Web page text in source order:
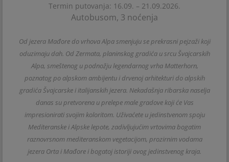
Termin putovanja: 16.09. – 21.09.2026.
Autobusom, 3 noćenja
Od jezera Mađore do vrhova Alpa smenjuju se prekrasni pejzaži koji
oduzimaju dah. Od Zermata, planinskog gradića u srcu Švajcarskih
Alpa, smeštenog u podnožju legendarnog vrha Matterhorn,
poznatog po alpskom ambijentu i drvenoj arhitekturi do alpskih
gradića Švajcarske i italijanskih jezera. Nekadašnja ribarska naselja
danas su pretvorena u prelepe male gradove koji će Vas
impresionirati svojim koloritom. Uživaćete u jedinstvenom spoju
Mediteranske i Alpske lepote, zadivljujućim vrtovima bogatim
raznovrsnom mediteranskom vegetacijom, prozirnim vodama
jezera Orta i Mađore i bogatoj istoriji ovog jedinstvenog kraja.